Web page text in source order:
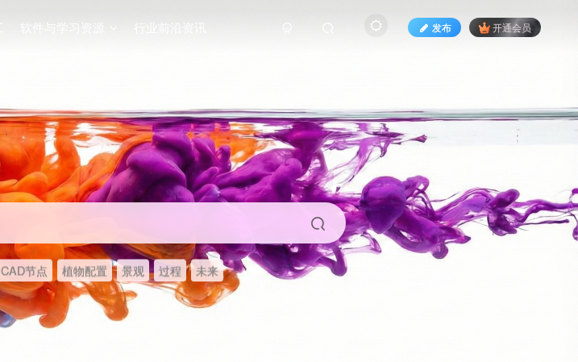
软件与学习资源 行业前沿资讯 发布 开通会员
CAD节点 植物配置 景观 过程 未来